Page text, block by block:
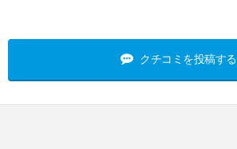
クチコミを投稿する